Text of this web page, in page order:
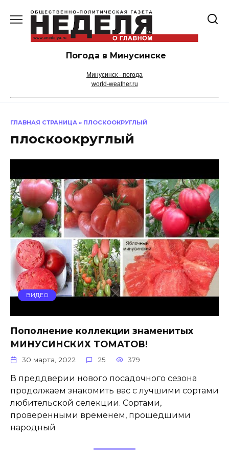
содержанию
Погода в Минусинске
Минусинск - погода
world-weather.ru
ГЛАВНАЯ СТРАНИЦА » ПЛОСКООКРУГЛЫЙ
плоскоокруглый
ВИДЕО
Пополнение коллекции знаменитых
МИНУСИНСКИХ ТОМАТОВ!
30 марта, 2022 25 379
В преддверии нового посадочного сезона
продолжаем знакомить вас с лучшими сортами
любительской селекции. Сортами,
проверенными временем, прошедшими
народный